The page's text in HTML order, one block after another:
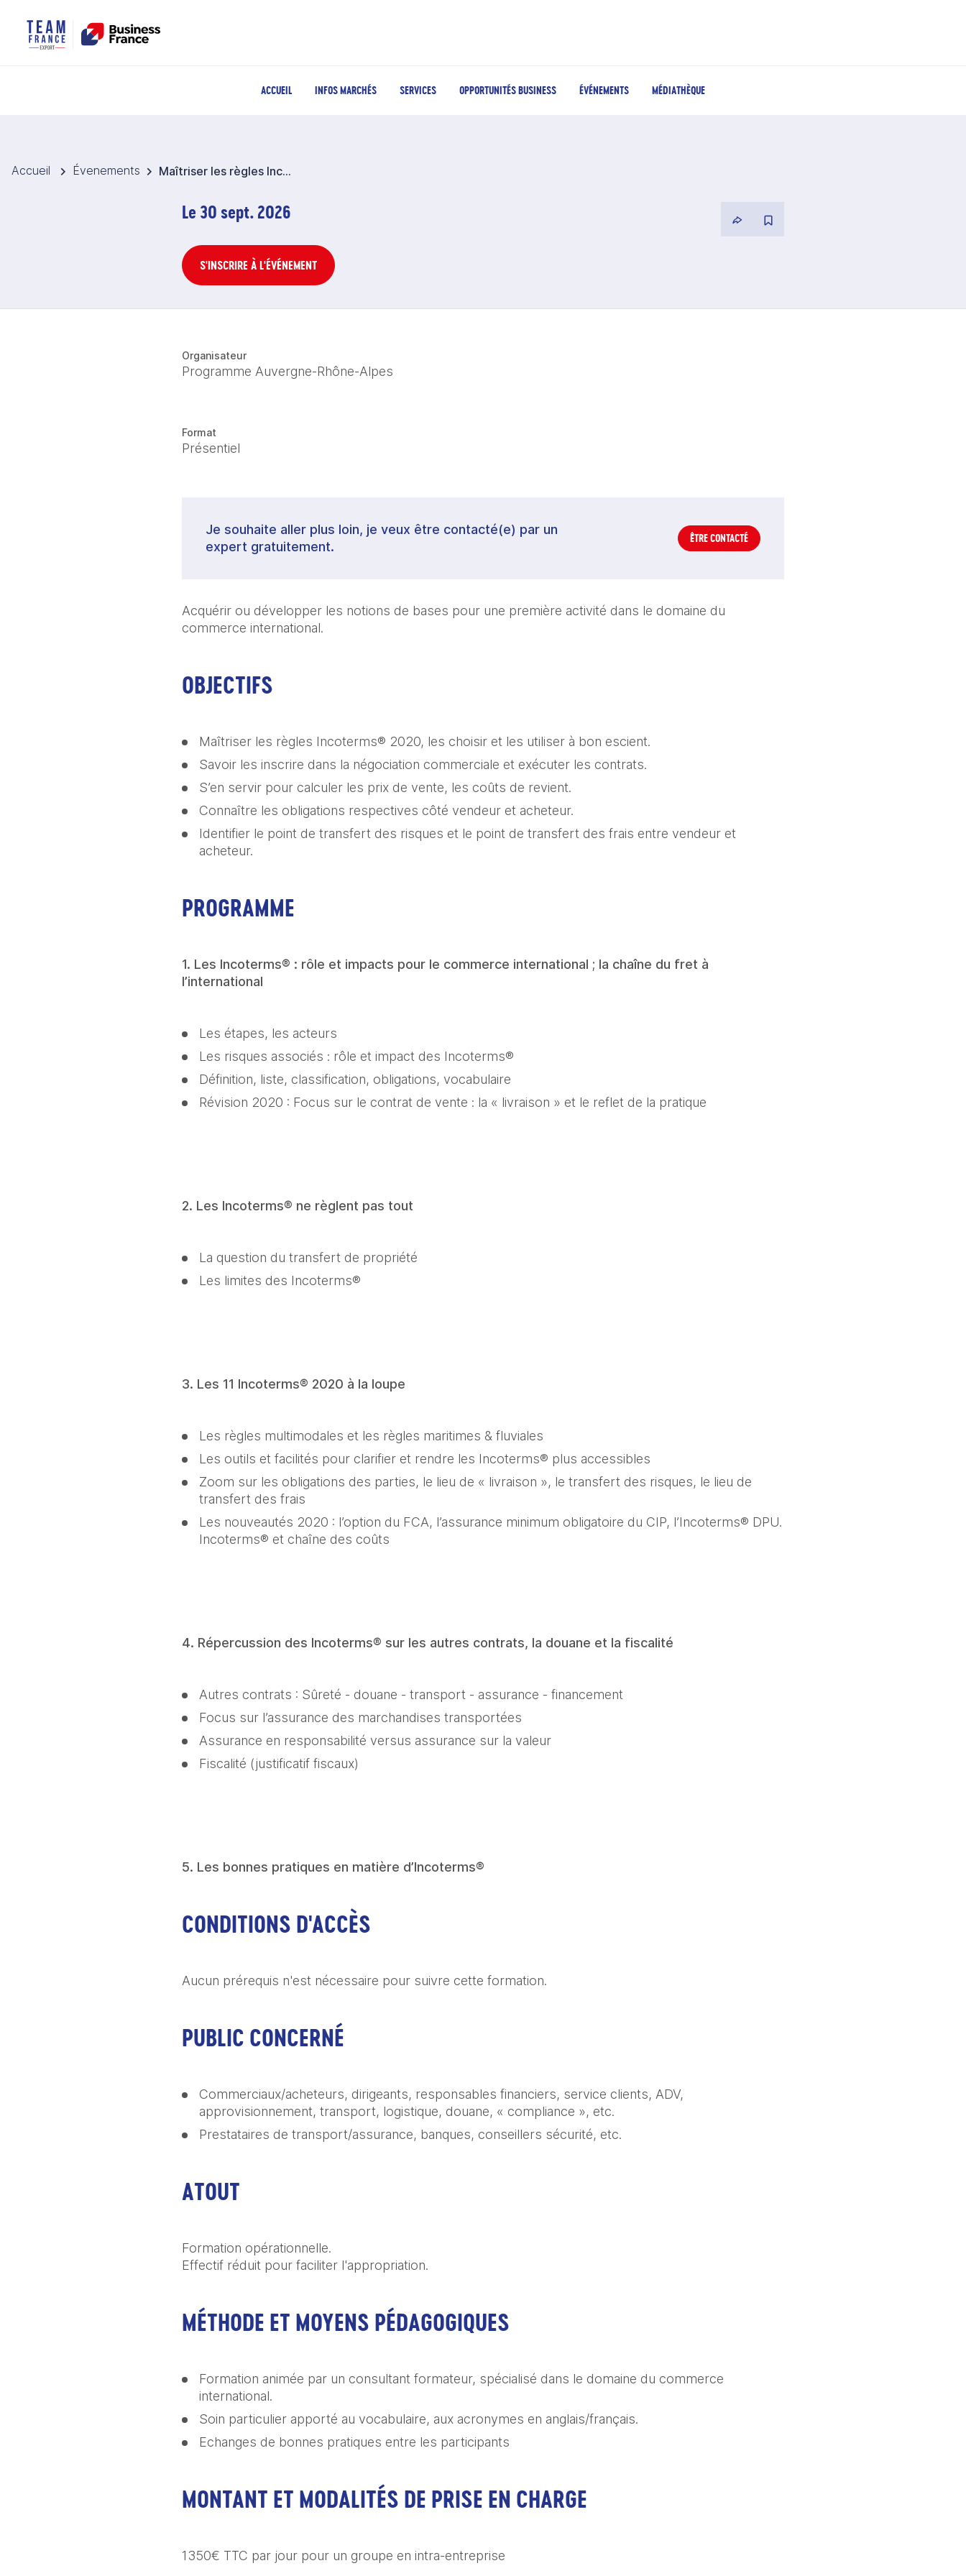
ACCUEIL INFOS MARCHÉS SERVICES OPPORTUNITÉS BUSINESS ÉVÉNEMENTS MÉDIATHÈQUE
Accueil Évenements Maîtriser les règles Incoterms de l'ICC2020
Le 30 sept. 2026
S'INSCRIRE À L'ÉVÉNEMENT
Organisateur
Programme Auvergne-Rhône-Alpes
Format
Présentiel
Je souhaite aller plus loin, je veux être contacté(e) par un
expert gratuitement.
ÊTRE CONTACTÉ
Acquérir ou développer les notions de bases pour une première activité dans le domaine du
commerce international.
OBJECTIFS
Maîtriser les règles Incoterms® 2020, les choisir et les utiliser à bon escient.
Savoir les inscrire dans la négociation commerciale et exécuter les contrats.
S’en servir pour calculer les prix de vente, les coûts de revient.
Connaître les obligations respectives côté vendeur et acheteur.
Identifier le point de transfert des risques et le point de transfert des frais entre vendeur et
acheteur.
PROGRAMME
1. Les Incoterms® : rôle et impacts pour le commerce international ; la chaîne du fret à
l’international
Les étapes, les acteurs
Les risques associés : rôle et impact des Incoterms®
Définition, liste, classification, obligations, vocabulaire
Révision 2020 : Focus sur le contrat de vente : la « livraison » et le reflet de la pratique
2. Les Incoterms® ne règlent pas tout
La question du transfert de propriété
Les limites des Incoterms®
3. Les 11 Incoterms® 2020 à la loupe
Les règles multimodales et les règles maritimes & fluviales
Les outils et facilités pour clarifier et rendre les Incoterms® plus accessibles
Zoom sur les obligations des parties, le lieu de « livraison », le transfert des risques, le lieu de
transfert des frais
Les nouveautés 2020 : l’option du FCA, l’assurance minimum obligatoire du CIP, l’Incoterms® DPU.
Incoterms® et chaîne des coûts
4. Répercussion des Incoterms® sur les autres contrats, la douane et la fiscalité
Autres contrats : Sûreté - douane - transport - assurance - financement
Focus sur l’assurance des marchandises transportées
Assurance en responsabilité versus assurance sur la valeur
Fiscalité (justificatif fiscaux)
5. Les bonnes pratiques en matière d’Incoterms®
CONDITIONS D'ACCÈS
Aucun prérequis n'est nécessaire pour suivre cette formation.
PUBLIC CONCERNÉ
Commerciaux/acheteurs, dirigeants, responsables financiers, service clients, ADV,
approvisionnement, transport, logistique, douane, « compliance », etc.
Prestataires de transport/assurance, banques, conseillers sécurité, etc.
ATOUT
Formation opérationnelle.
Effectif réduit pour faciliter l'appropriation.
MÉTHODE ET MOYENS PÉDAGOGIQUES
Formation animée par un consultant formateur, spécialisé dans le domaine du commerce
international.
Soin particulier apporté au vocabulaire, aux acronymes en anglais/français.
Echanges de bonnes pratiques entre les participants
MONTANT ET MODALITÉS DE PRISE EN CHARGE
1350€ TTC par jour pour un groupe en intra-entreprise